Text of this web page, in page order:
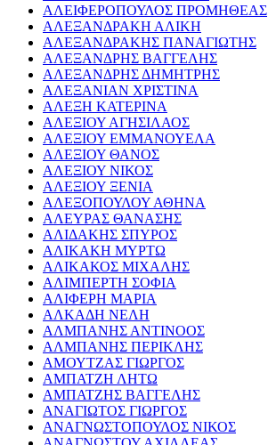
ΑΛΕΙΦΕΡΟΠΟΥΛΟΣ ΠΡΟΜΗΘΕΑΣ
ΑΛΕΞΑΝΔΡΑΚΗ ΑΛΙΚΗ
ΑΛΕΞΑΝΔΡΑΚΗΣ ΠΑΝΑΓΙΩΤΗΣ
ΑΛΕΞΑΝΔΡΗΣ ΒΑΓΓΕΛΗΣ
ΑΛΕΞΑΝΔΡΗΣ ΔΗΜΗΤΡΗΣ
ΑΛΕΞΑΝΙΑΝ ΧΡΙΣΤΙΝΑ
ΑΛΕΞΗ ΚΑΤΕΡΙΝΑ
ΑΛΕΞΙΟΥ ΑΓΗΣΙΛΑΟΣ
ΑΛΕΞΙΟΥ ΕΜΜΑΝΟΥΕΛΑ
ΑΛΕΞΙΟΥ ΘΑΝΟΣ
ΑΛΕΞΙΟΥ ΝΙΚΟΣ
ΑΛΕΞΙΟΥ ΞΕΝΙΑ
ΑΛΕΞΟΠΟΥΛΟΥ ΑΘΗΝΑ
ΑΛΕΥΡΑΣ ΘΑΝΑΣΗΣ
ΑΛΙΔΑΚΗΣ ΣΠΥΡΟΣ
ΑΛΙΚΑΚΗ ΜΥΡΤΩ
ΑΛΙΚΑΚΟΣ ΜΙΧΑΛΗΣ
ΑΛΙΜΠΕΡΤΗ ΣΟΦΙΑ
ΑΛΙΦΕΡΗ ΜΑΡΙΑ
ΑΛΚΑΔΗ ΝΕΛΗ
ΑΛΜΠΑΝΗΣ ΑΝΤΙΝΟΟΣ
ΑΛΜΠΑΝΗΣ ΠΕΡΙΚΛΗΣ
ΑΜΟΥΤΖΑΣ ΓΙΩΡΓΟΣ
ΑΜΠΑΤΖΗ ΛΗΤΩ
ΑΜΠΑΤΖΗΣ ΒΑΓΓΕΛΗΣ
ΑΝΑΓΙΩΤΟΣ ΓΙΩΡΓΟΣ
ΑΝΑΓΝΩΣΤΟΠΟΥΛΟΣ ΝΙΚΟΣ